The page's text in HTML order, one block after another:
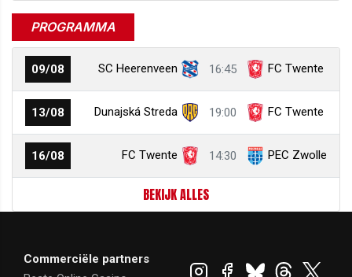
PROGRAMMA
09/08 SC Heerenveen 16:45 FC Twente
13/08 Dunajská Streda 19:00 FC Twente
16/08 FC Twente 14:30 PEC Zwolle
BEKIJK ALLES
Commerciële partners